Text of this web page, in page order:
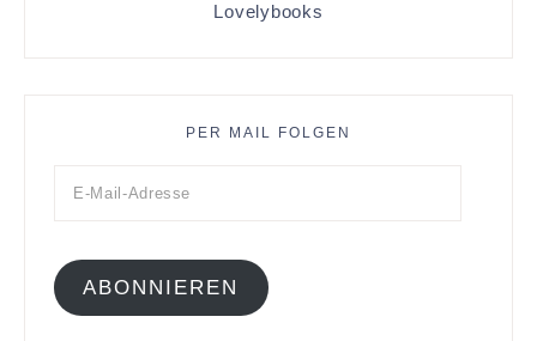
Lovelybooks
PER MAIL FOLGEN
ABONNIEREN